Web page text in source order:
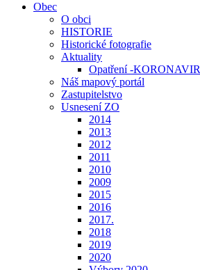
Obec
O obci
HISTORIE
Historické fotografie
Aktuality
Opatření -KORONAVIR
Náš mapový portál
Zastupitelstvo
Usnesení ZO
2014
2013
2012
2011
2010
2009
2015
2016
2017.
2018
2019
2020